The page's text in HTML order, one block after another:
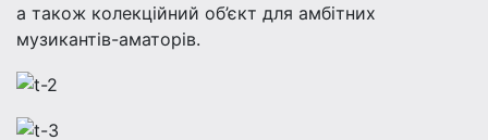
а також колекційний об’єкт для амбітних
музикантів-аматорів.